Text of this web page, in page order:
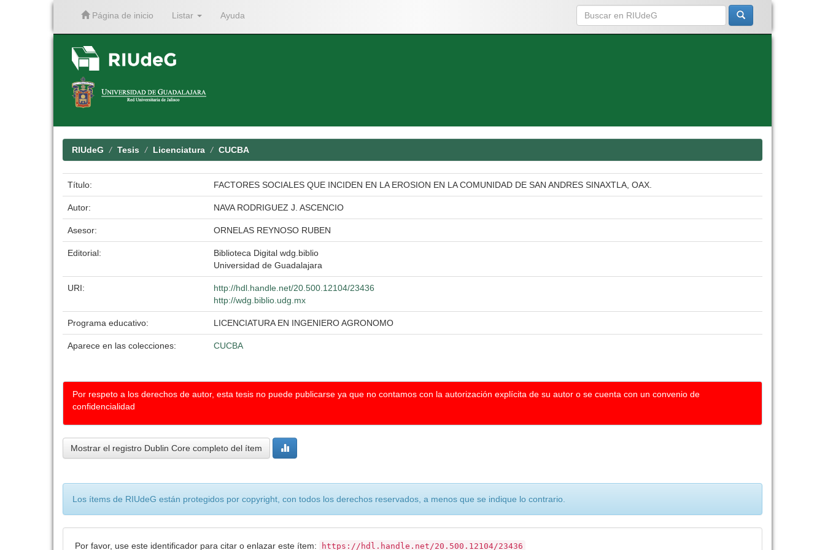
Página de inicio Listar Ayuda
RIUdeG Tesis Licenciatura CUCBA
Título: FACTORES SOCIALES QUE INCIDEN EN LA EROSION EN LA COMUNIDAD DE SAN ANDRES SINAXTLA, OAX.
Autor: NAVA RODRIGUEZ J. ASCENCIO
Asesor: ORNELAS REYNOSO RUBEN
Editorial:
Biblioteca Digital wdg.biblio
Universidad de Guadalajara
URI:
http://hdl.handle.net/20.500.12104/23436
http://wdg.biblio.udg.mx
Programa educativo: LICENCIATURA EN INGENIERO AGRONOMO
Aparece en las colecciones: CUCBA
Por respeto a los derechos de autor, esta tesis no puede publicarse ya que no contamos con la autorización explícita de su autor o se cuenta con un convenio de
confidencialidad
Mostrar el registro Dublin Core completo del ítem
Los ítems de RIUdeG están protegidos por copyright, con todos los derechos reservados, a menos que se indique lo contrario.
Por favor, use este identificador para citar o enlazar este ítem: https://hdl.handle.net/20.500.12104/23436